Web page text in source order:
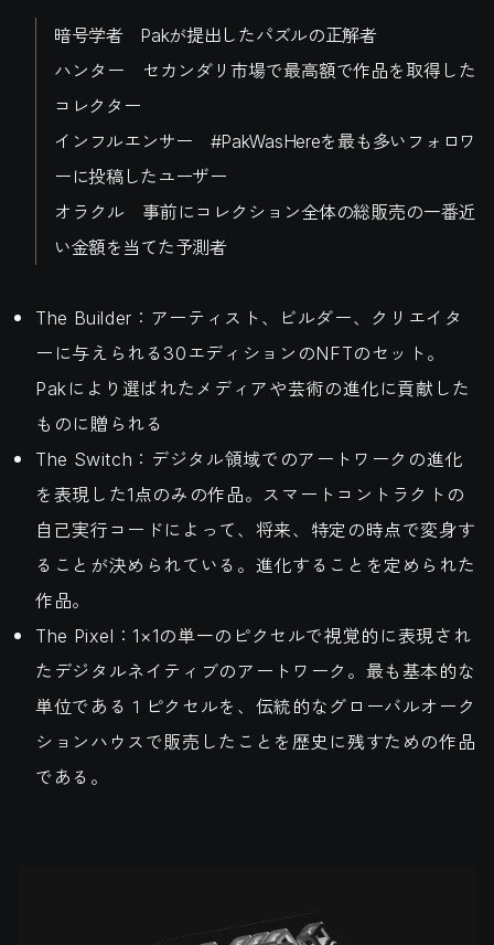
暗号学者 Pakが提出したパズルの正解者
ハンター セカンダリ市場で最高額で作品を取得した
コレクター
インフルエンサー #PakWasHereを最も多いフォロワ
ーに投稿したユーザー
オラクル 事前にコレクション全体の総販売の一番近
い金額を当てた予測者
The Builder：アーティスト、ビルダー、クリエイタ
ーに与えられる30エディションのNFTのセット。
Pakにより選ばれたメディアや芸術の進化に貢献した
ものに贈られる
The Switch：デジタル領域でのアートワークの進化
を表現した1点のみの作品。スマートコントラクトの
自己実行コードによって、将来、特定の時点で変身す
ることが決められている。進化することを定められた
作品。
The Pixel：1×1の単一のピクセルで視覚的に表現され
たデジタルネイティブのアートワーク。最も基本的な
単位である１ピクセルを、伝統的なグローバルオーク
ションハウスで販売したことを歴史に残すための作品
である。